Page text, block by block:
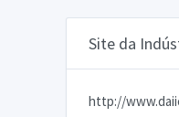
Site da
http://